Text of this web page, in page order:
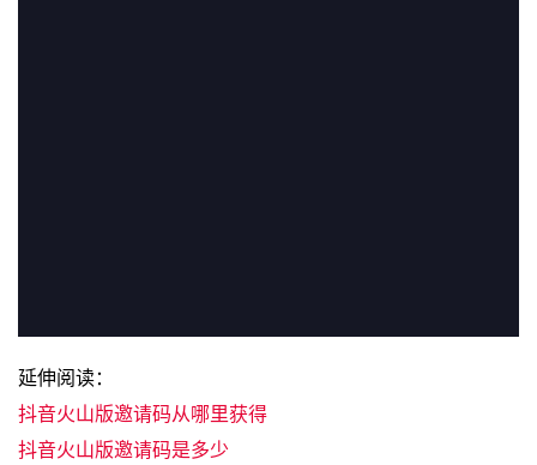
延伸阅读：
抖音火山版邀请码从哪里获得
抖音火山版邀请码是多少